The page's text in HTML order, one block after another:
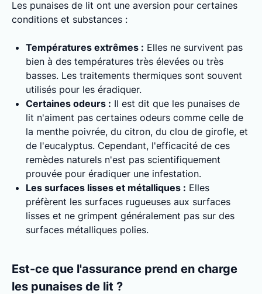
Les punaises de lit ont une aversion pour certaines
conditions et substances :
Températures extrêmes : Elles ne survivent pas
bien à des températures très élevées ou très
basses. Les traitements thermiques sont souvent
utilisés pour les éradiquer.
Certaines odeurs : Il est dit que les punaises de
lit n'aiment pas certaines odeurs comme celle de
la menthe poivrée, du citron, du clou de girofle, et
de l'eucalyptus. Cependant, l'efficacité de ces
remèdes naturels n'est pas scientifiquement
prouvée pour éradiquer une infestation.
Les surfaces lisses et métalliques : Elles
préfèrent les surfaces rugueuses aux surfaces
lisses et ne grimpent généralement pas sur des
surfaces métalliques polies.
Est-ce que l'assurance prend en charge
les punaises de lit ?